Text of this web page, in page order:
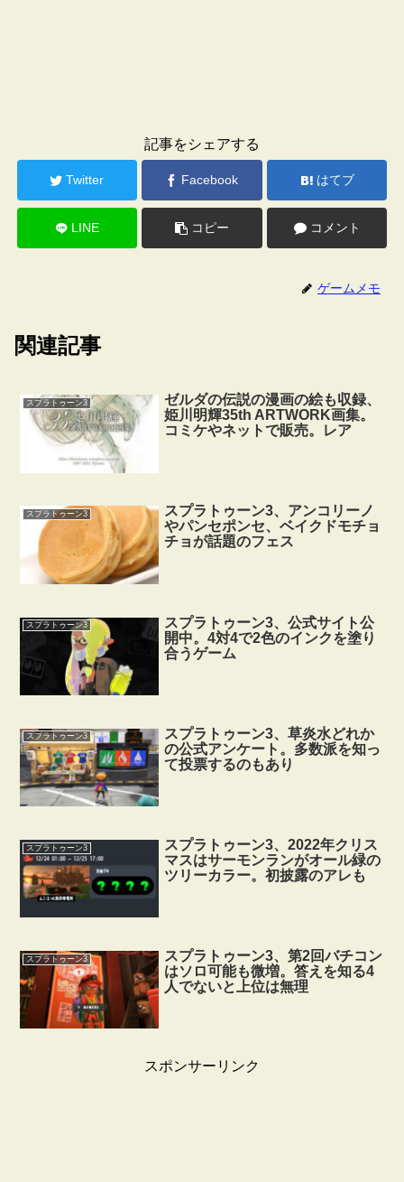
記事をシェアする
Twitter Facebook はてブ
LINE コピー コメント
ゲームメモ
関連記事
スプラトゥーン3
ゼルダの伝説の漫画の絵も収録、
姫川明輝35th ARTWORK画集。
コミケやネットで販売。レア
スプラトゥーン3
スプラトゥーン3、アンコリーノ
やパンセポンセ、ベイクドモチョ
チョが話題のフェス
スプラトゥーン3
スプラトゥーン3、公式サイト公
開中。4対4で2色のインクを塗り
合うゲーム
スプラトゥーン3
スプラトゥーン3、草炎水どれか
の公式アンケート。多数派を知っ
て投票するのもあり
スプラトゥーン3
スプラトゥーン3、2022年クリス
マスはサーモンランがオール緑の
ツリーカラー。初披露のアレも
スプラトゥーン3
スプラトゥーン3、第2回バチコン
はソロ可能も微増。答えを知る4
人でないと上位は無理
スポンサーリンク